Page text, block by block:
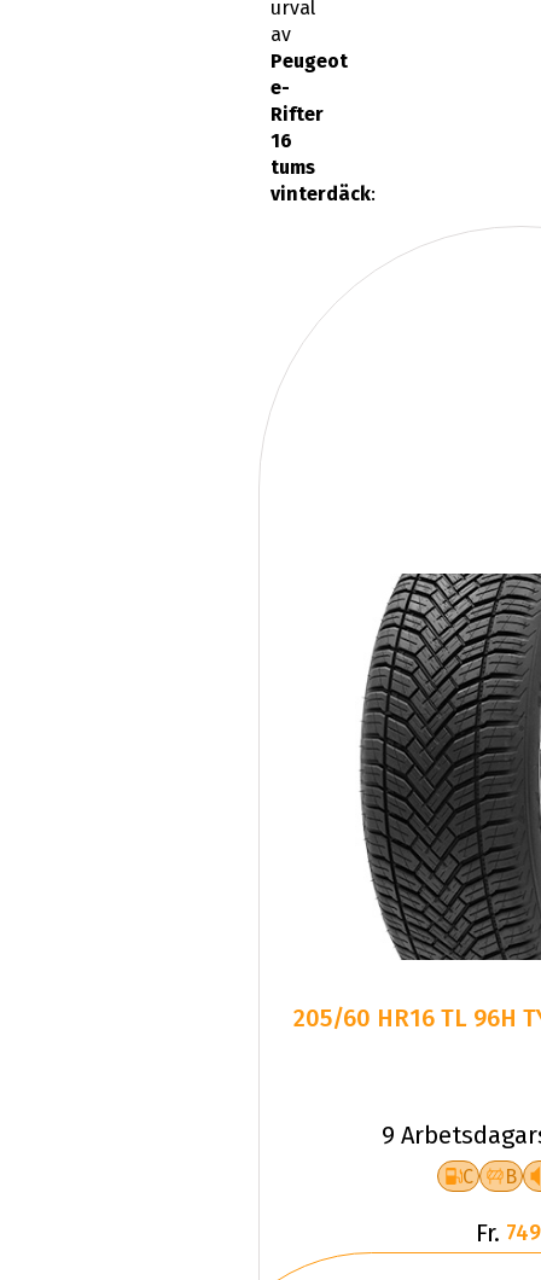
av
Peugeot
e-
Rifter
16
tums
vinterdäck
C B